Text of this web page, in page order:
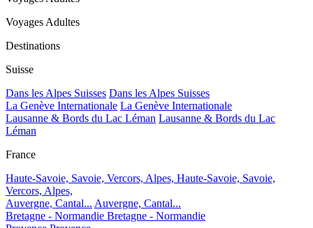
Voyages Adultes
Destinations
Suisse
Dans les Alpes Suisses Dans les Alpes Suisses
La Genève Internationale La Genève Internationale
Lausanne & Bords du Lac Léman Lausanne & Bords du Lac
Léman
France
Haute-Savoie, Savoie, Vercors, Alpes, Haute-Savoie, Savoie,
Vercors, Alpes,
Auvergne, Cantal... Auvergne, Cantal...
Bretagne - Normandie Bretagne - Normandie